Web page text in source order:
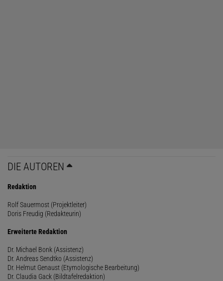
DIE AUTOREN
Redaktion
Rolf Sauermost (Projektleiter)
Doris Freudig (Redakteurin)
Erweiterte Redaktion
Dr. Michael Bonk (Assistenz)
Dr. Andreas Sendtko (Assistenz)
Dr. Helmut Genaust (Etymologische Bearbeitung)
Dr. Claudia Gack (Bildtafelredaktion)